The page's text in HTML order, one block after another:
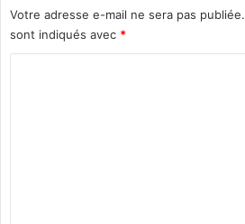
Votre adresse e-mail ne sera pas publiée.
sont indiqués avec *